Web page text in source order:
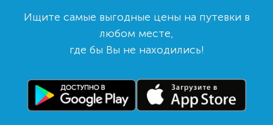
Ищите самые выгодные цены на путевки в
любом месте,
где бы Вы не находились!